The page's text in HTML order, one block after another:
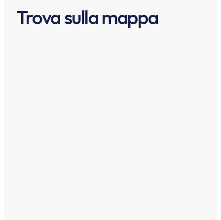
Trova sulla mappa